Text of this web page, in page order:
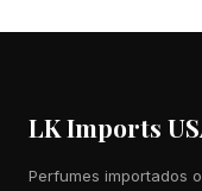
LK Imports
Perfumes importados